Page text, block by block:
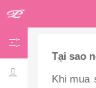
Tại sao
Khi mua